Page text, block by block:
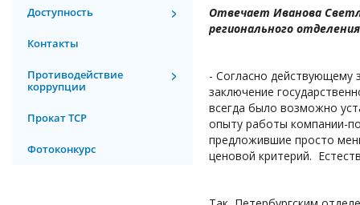
Доступность
Контакты
Противодействие
коррупции
Прокат ТСР
Фотоконкурс
Отвечает Иванова
регионального
- Согласно действующему
заключение
всегда было возможно
опыту работы компании-
предложившие просто
ценовой критерий.